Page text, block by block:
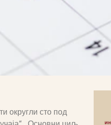
округли сто под